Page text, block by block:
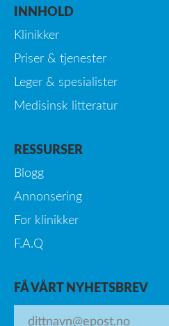
INNHOLD
Klinikker
Priser & tjenester
Leger & spesialister
Medisinsk litteratur
RESSURSER
Blogg
Annonsering
For klinikker
F.A.Q
FÅ VÅRT NYHETSBREV